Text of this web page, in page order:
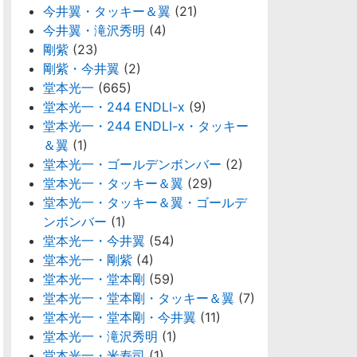
今井翼・タッキー＆翼 (21)
今井翼・滝沢秀明 (4)
剛紫 (23)
剛紫・今井翼 (2)
堂本光一 (665)
堂本光一・244 ENDLI-x (9)
堂本光一・244 ENDLI-x・タッキー
＆翼 (1)
堂本光一・ゴールデンボンバー (2)
堂本光一・タッキー＆翼 (29)
堂本光一・タッキー＆翼・ゴールデ
ンボンバー (1)
堂本光一・今井翼 (54)
堂本光一・剛紫 (4)
堂本光一・堂本剛 (59)
堂本光一・堂本剛・タッキー＆翼 (7)
堂本光一・堂本剛・今井翼 (11)
堂本光一・滝沢秀明 (1)